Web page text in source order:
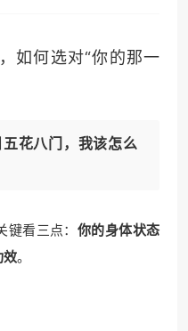
如何选对“你的那一
花八门，我该怎么
看三点： 你的身体状态
效。